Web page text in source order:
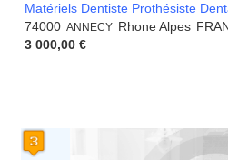
Matériels Dentiste Prothésiste
74000 ANNECY Rhone Alpes
3 000,00 €